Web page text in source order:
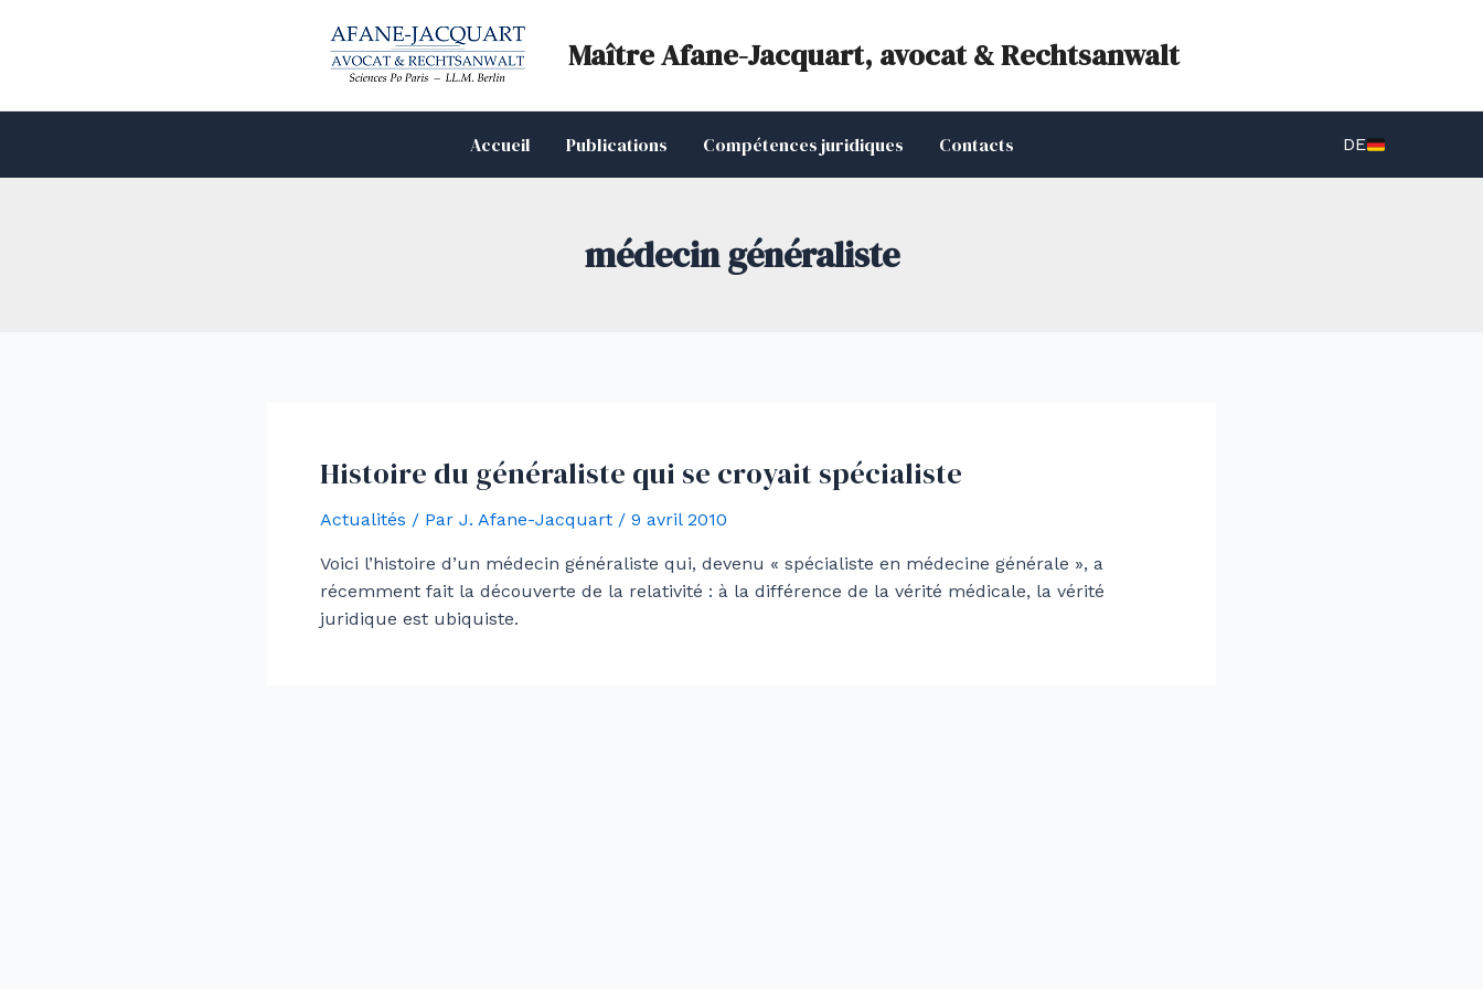
Maître Afane-Jacquart, avocat & Rechtsanwalt
Accueil Publications Compétences juridiques Contacts DE
médecin généraliste
Histoire du généraliste qui se croyait spécialiste
Actualités / Par J. Afane-Jacquart / 9 avril 2010
Voici l’histoire d’un médecin généraliste qui, devenu « spécialiste en médecine générale », a
récemment fait la découverte de la relativité : à la différence de la vérité médicale, la vérité
juridique est ubiquiste.